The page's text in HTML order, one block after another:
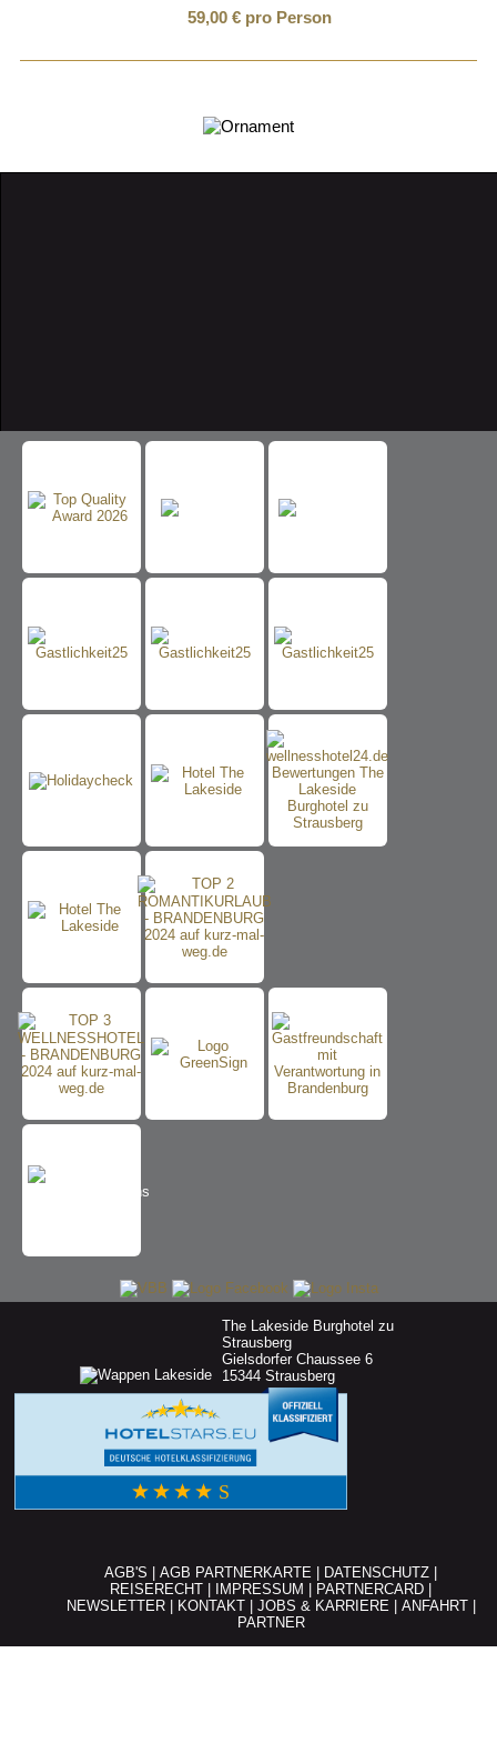
59,00 € pro Person
The Lakeside Burghotel zu
Strausberg
Gielsdorfer Chaussee 6
15344 Strausberg
AGB'S AGB PARTNERKARTE DATENSCHUTZ
REISERECHT
IMPRESSUM PARTNERCARD
NEWSLETTER| KONTAKT| JOBS & KARRIERE| ANFAHRT|
PARTNER